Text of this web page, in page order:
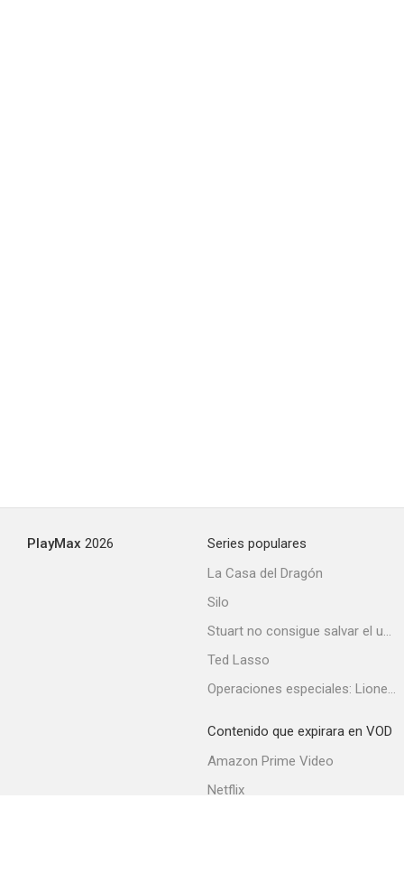
PlayMax 2026
Series populares
La Casa del Dragón
Silo
Stuart no consigue salvar el universo
Ted Lasso
Operaciones especiales: Lioness
Contenido que expirara en VOD
Amazon Prime Video
Netflix